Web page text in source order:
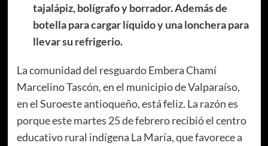
tajalápiz, bolígrafo y borrador. Además de
botella para cargar líquido y una lonchera para
llevar su refrigerio.
La comunidad del resguardo Embera Chamí
Marcelino Tascón, en el municipio de Valparaíso,
en el Suroeste antioqueño, está feliz. La razón es
porque este martes 25 de febrero recibió el centro
educativo rural indígena La María, que favorece a